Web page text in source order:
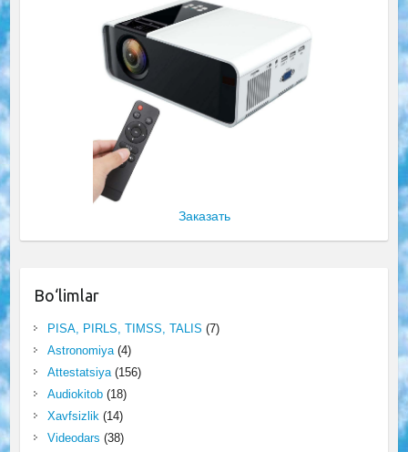
Заказать
Bo‘limlar
PISA, PIRLS, TIMSS, TALIS (7)
Astronomiya(4)
Attestatsiya(156)
Audiokitob(18)
Xavfsizlik(14)
Videodars (38)